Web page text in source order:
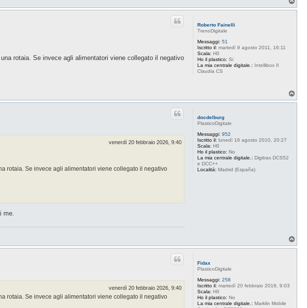
o
Roberto Fainelli
TrenoDigitale
Messaggi: 51
Iscritto il: martedì 9 agosto 2011, 16:11
Scala: H0
Ho il plastico: Si
La mia centrale digitale.: Intellibox II
Claudia CS
rotaia. Se invece agli alimentatori viene collegato il negativo
o
docdelburg
PlasticoDigitale
Messaggi: 952
Iscritto il: lunedì 16 agosto 2010, 20:27
Scala: H0
Ho il plastico: No
La mia centrale digitale.: Digitrax DCS52
e DCC++
Località: Madrid (España)
venerdì 20 febbraio 2026, 9:40
rotaia. Se invece agli alimentatori viene collegato il negativo
me.
o
Fidax
PlasticoDigitale
Messaggi: 258
Iscritto il: martedì 20 febbraio 2018, 9:03
Scala: H0
Ho il plastico: No
La mia centrale digitale.: Marklin Mobile
venerdì 20 febbraio 2026, 9:40
rotaia. Se invece agli alimentatori viene collegato il negativo